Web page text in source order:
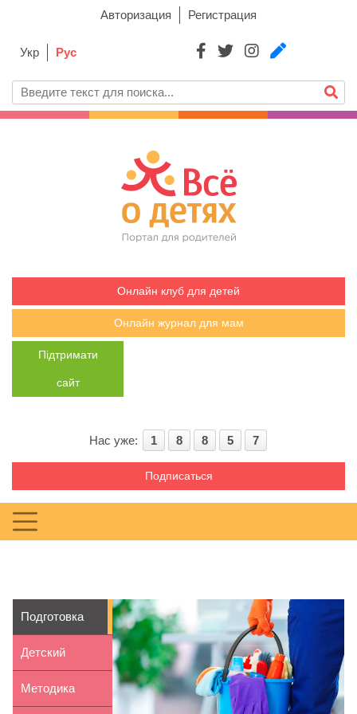
Авторизация Регистрация
Укр Рус
Онлайн клуб для детей
Онлайн журнал для мам
Підтримати
сайт
Нас уже: 1 8 8 5 7
Подписаться
Подготовка
детского сада
к сезо...
Детский
стульчик для
Методика